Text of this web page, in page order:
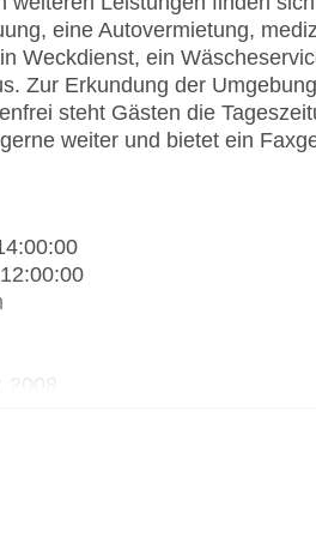
eine Autovermietung,
Weckdienst, ein
Zur Erkundung der
steht Gästen die
weiter und bietet ein